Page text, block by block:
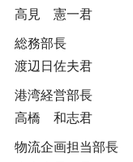
高見 憲一君
総務部長
渡辺日佐夫君
港湾経営部長
高橋 和志君
物流企画担当部長